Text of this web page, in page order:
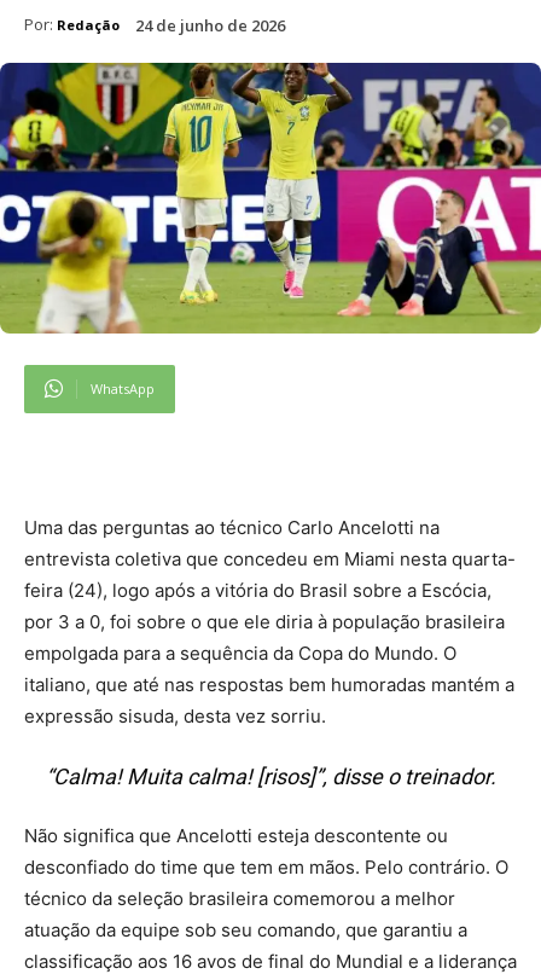
Por: Redação 24 de junho de 2026
WhatsApp
Uma das perguntas ao técnico Carlo Ancelotti na
entrevista coletiva que concedeu em Miami nesta quarta-
feira (24), logo após a vitória do Brasil sobre a Escócia,
por 3 a 0, foi sobre o que ele diria à população brasileira
empolgada para a sequência da Copa do Mundo. O
italiano, que até nas respostas bem humoradas mantém a
expressão sisuda, desta vez sorriu.
“Calma! Muita calma! [risos]”, disse o treinador.
Não significa que Ancelotti esteja descontente ou
desconfiado do time que tem em mãos. Pelo contrário. O
técnico da seleção brasileira comemorou a melhor
atuação da equipe sob seu comando, que garantiu a
classificação aos 16 avos de final do Mundial e a liderança